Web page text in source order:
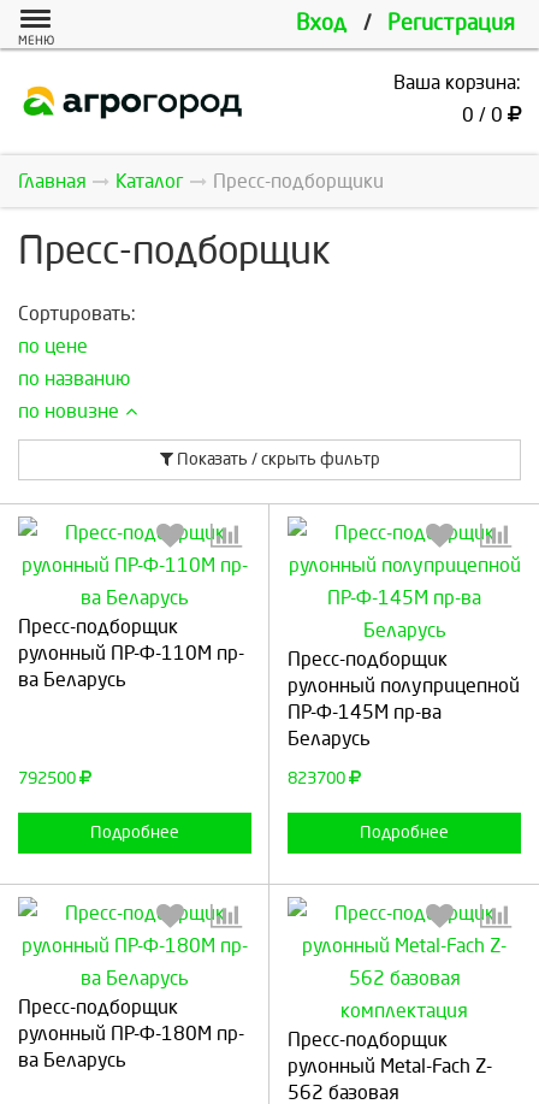
Вход / Регистрация
МЕНЮ
Ваша корзина:
0 / 0
Главная Каталог Пресс-подборщики
Пресс-подборщик
Сортировать:
по цене
по названию
по новизне
Показать / скрыть фильтр
Пресс-подборщик
рулонный ПР-Ф-110М пр-
ва Беларусь
792500
Подробнее
Выберите количество:
Пресс-подборщик
рулонный полуприцепной
ПР-Ф-145М пр-ва
Беларусь
823700
Подробнее
Выберите количество:
Продолжить
Пресс-подборщик
рулонный ПР-Ф-180М пр-
ва Беларусь
Выберите количество:
Пресс-подборщик
рулонный Metal-Fach Z-
562 базовая
Выберите количество: